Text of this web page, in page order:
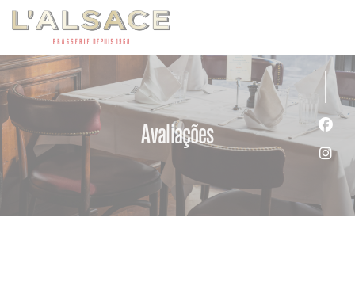
Painel de Gerenciamento de Cookies
Avaliações